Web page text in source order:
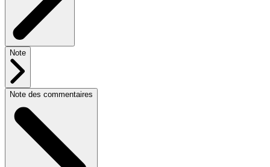
Note
Note des commentaires